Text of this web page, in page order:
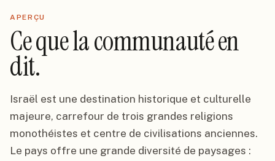
APERÇU
Ce que la communauté en
dit.
Israël est une destination historique et culturelle
majeure, carrefour de trois grandes religions
monothéistes et centre de civilisations anciennes.
Le pays offre une grande diversité de paysages :